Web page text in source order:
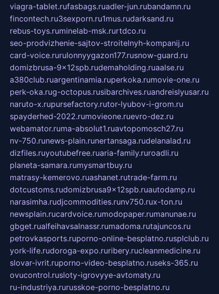
viagra-tablet.rufasbags.ruadler-jun.rubandamn.ru
fincontech.ru3sexporn.ru1mus.rudarksand.ru
rebus-toys.ruminelab-msk.rurtdco.ru
seo-prodvizhenie-sajtov-stroitelnyh-kompanij.ru
card-voice.rurulonnyygazon177.rusnow-guard.ru
domizbrusa-9x12spb.rudemaholding.ruaalse.ru
a380club.ruargentinamia.ruperkoka.rumovie-one.ru
perk-oka.rug-octopus.rusibarchives.ruandreislyusar.ru
naruto-x.rupursefactory.rutor-lyubov-i-grom.ru
spayderhed-2022.rumovieone.ruevro-dez.ru
webamator.ruma-absolut1.ruavtopomosch27.ru
nv-750.runews-plain.runertansaga.rudelanalad.ru
dizfiles.ruyoutubefree.ruaria-family.ruroadli.ru
planeta-samara.rumysmartbuy.ru
matrasy-kemerovo.ruashanet.rutrade-farm.ru
dotcustoms.rudomizbrusa9x12spb.ruautodamp.ru
narasimha.rudjcommodities.runv750.rux-ton.ru
newsplain.rucardvoice.rumodopaper.rumanunae.ru
gbget.rualfeihavsalnassr.rumadoma.rutajuncos.ru
petrovkasports.ruporno-online-besplatno.rusplclub.ru
york-life.rudoroga-expo.ruribery.rucleanmedicine.ru
slovar-ivrit.ruporno-video-besplatno.ruseks-365.ru
ovucontrol.rusloty-igrovyye-avtomaty.ru
ru-industriya.rurusskoe-porno-besplatno.ru